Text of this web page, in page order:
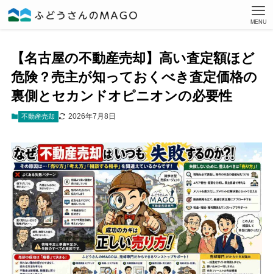
MENU
【名古屋の不動産売却】高い査定額ほど
危険？売主が知っておくべき査定価格の
裏側とセカンドオピニオンの必要性
不動産売却 2026年7月8日